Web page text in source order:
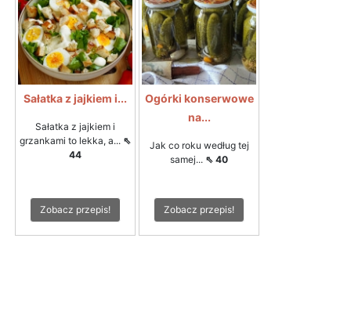
Sałatka z jajkiem i...
Sałatka z jajkiem i
grzankami to lekka, a... ⇖
44
Zobacz przepis!
Ogórki konserwowe
na...
Jak co roku według tej
samej... ⇖ 40
Zobacz przepis!